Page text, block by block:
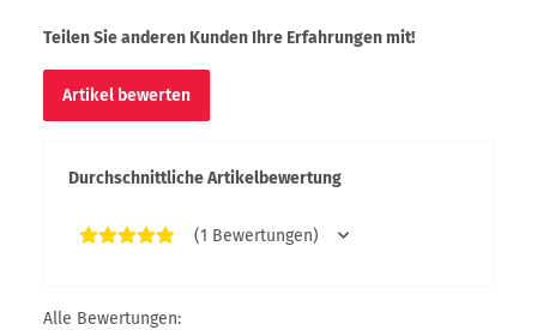
Durchschnittliche Artikelbewertung
(1 Bewertungen)
Teilen Sie anderen Kunden Ihre Erfahrungen mit!
Artikel bewerten
Alle Bewertungen: